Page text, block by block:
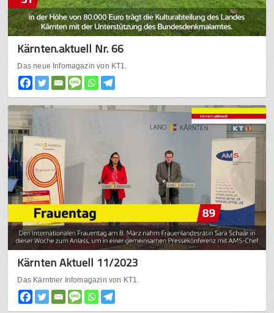
Kärnten.aktuell Nr. 66
Das neue Infomagazin von KT1.
Kärnten Aktuell 11/2023
Das Kärntner Infomagazin von KT1.